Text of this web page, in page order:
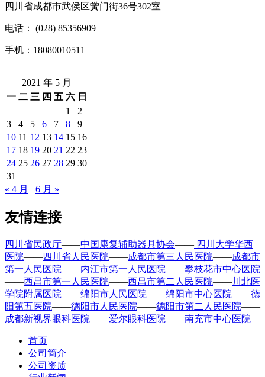
四川省成都市武侯区黉门街36号302室
电话： (028) 85356909
手机：18080010511
2021 年 5 月
一 二 三 四 五 六 日
1
2
3
4 5 6 7 8
9
10 11 12 13 14 15 16
17 18 19 20 21 22 23
24 25 26 27 28 29 30
31
« 4 月
6 月 »
友情连接
四川省民政厅——中国康复辅助器具协会—— 四川大学华西
医院——四川省人民医院——成都市第三人民医院——成都市
第一人民医院——内江市第一人民医院——攀枝花市中心医院
——西昌市第一人民医院——西昌市第二人民医院——川北医
学院附属医院——绵阳市人民医院——绵阳市中心医院——德
阳第五医院——德阳市人民医院——德阳市第二人民医院——
成都新视界眼科医院——爱尔眼科医院——南充市中心医院
首页
公司简介
公司资质